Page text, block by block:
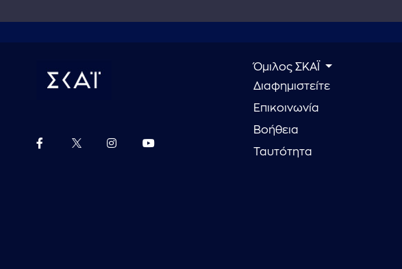
Όμιλος ΣΚΑΪ
Διαφημιστείτε
Επικοινωνία
Βοήθεια
Ταυτότητα